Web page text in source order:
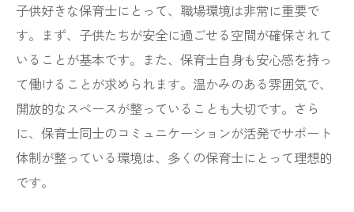
子供好きな保育士にとって、職場環境は非常に重要で
す。まず、子供たちが安全に過ごせる空間が確保されて
いることが基本です。また、保育士自身も安心感を持っ
て働けることが求められます。温かみのある雰囲気で、
開放的なスペースが整っていることも大切です。さら
に、保育士同士のコミュニケーションが活発でサポート
体制が整っている環境は、多くの保育士にとって理想的
です。